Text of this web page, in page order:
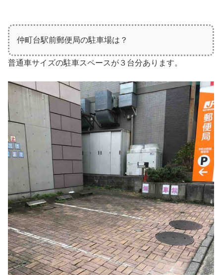
仲町台駅前郵便局の駐車場は？
普通車サイズの駐車スペースが３台分あります。